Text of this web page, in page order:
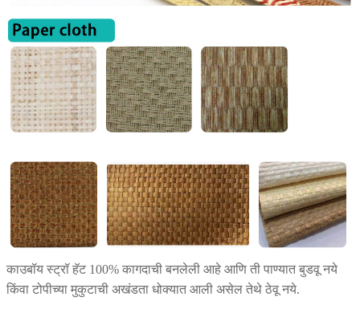
काउबॉय स्ट्रॉ हॅट 100% कागदाची बनलेली आहे आणि ती पाण्यात बुडवू नये
किंवा टोपीच्या मुकुटाची अखंडता धोक्यात आली असेल तेथे ठेवू नये.